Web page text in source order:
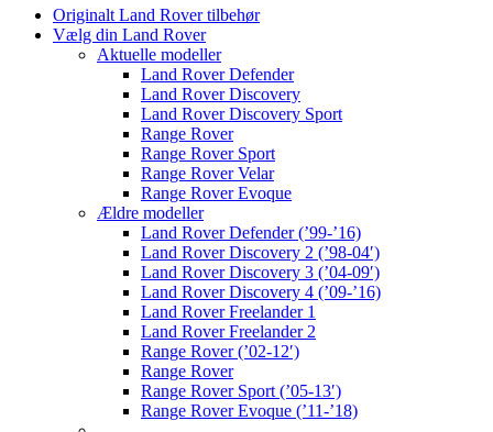
Originalt Land Rover tilbehør
Vælg din Land Rover
Aktuelle modeller
Land Rover Defender
Land Rover Discovery
Land Rover Discovery Sport
Range Rover
Range Rover Sport
Range Rover Velar
Range Rover Evoque
Ældre modeller
Land Rover Defender (’99-’16)
Land Rover Discovery 2 (’98-04′)
Land Rover Discovery 3 (’04-09′)
Land Rover Discovery 4 (’09-’16)
Land Rover Freelander 1
Land Rover Freelander 2
Range Rover (’02-12′)
Range Rover
Range Rover Sport (’05-13′)
Range Rover Evoque (’11-’18)